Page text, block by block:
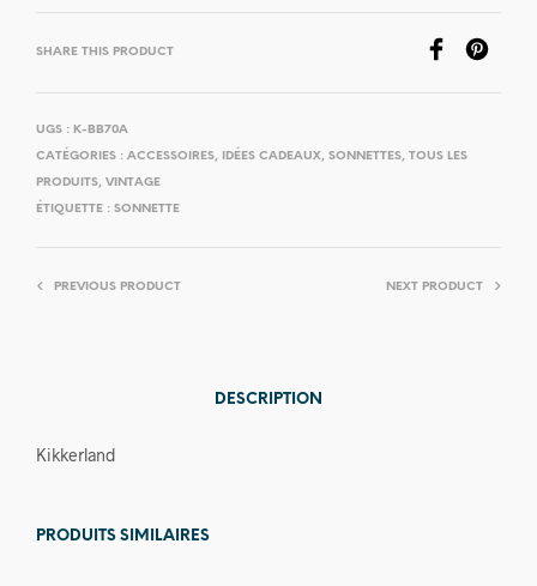
SHARE THIS PRODUCT
UGS : K-BB70A
CATÉGORIES : ACCESSOIRES, IDÉES CADEAUX, SONNETTES, TOUS LES
PRODUITS, VINTAGE
ÉTIQUETTE : SONNETTE
PREVIOUS PRODUCT NEXT PRODUCT
DESCRIPTION
Kikkerland
PRODUITS SIMILAIRES